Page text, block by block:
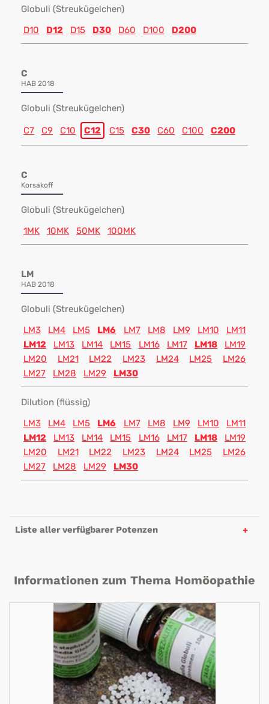
Globuli (Streukügelchen)
D10
D12 D15 D30 D60 D100 D200
C
HAB 2018
Globuli (Streukügelchen)
C7 C9 C10 C12 C15 C30 C60 C100 C200
C
Korsakoff
Globuli (Streukügelchen)
1MK
10MK 50MK 100MK
LM
HAB 2018
Globuli (Streukügelchen)
LM3
LM4 LM5 LM6 LM7 LM8 LM9 LM10
LM11
LM12
LM13 LM14 LM15 LM16 LM17 LM18
LM19
LM20
LM21 LM22 LM23 LM24 LM25
LM26
LM27
LM28 LM29 LM30
Dilution (flüssig)
LM3
LM4 LM5 LM6 LM7 LM8 LM9 LM10
LM11
LM12
LM13 LM14 LM15 LM16 LM17 LM18
LM19
LM20
LM21 LM22 LM23 LM24 LM25
LM26
LM27
LM28 LM29 LM30
Liste aller verfügbarer Potenzen
Informationen zum Thema Homöopathie